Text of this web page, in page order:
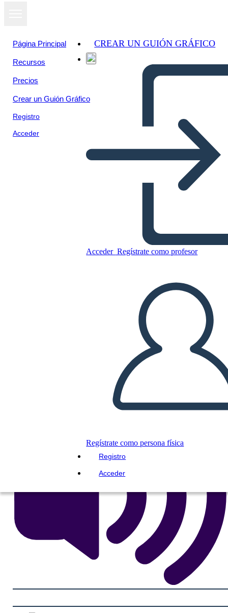
Página Principal
Recursos
Precios
Crear un Guión Gráfico
Registro
Acceder
CREAR UN GUIÓN GRÁFICO
Acceder Regístrate como profesor
Regístrate como persona física
Registro
Acceder
Corporativas Interesantes 2
Copie este guión gráfico
CREAR UN GUIÓN GRÁFICO
JUEGO DE DIAPOSITIVAS
LEERME